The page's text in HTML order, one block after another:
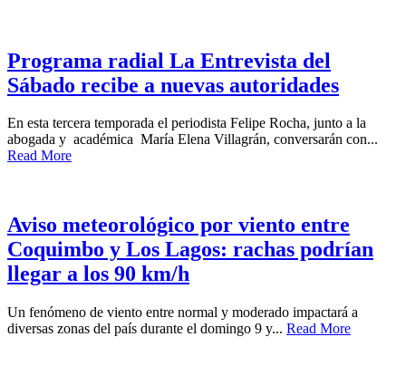
Programa radial La Entrevista del
Sábado recibe a nuevas autoridades
En esta tercera temporada el periodista Felipe Rocha, junto a la
abogada y académica María Elena Villagrán, conversarán con...
Read More
Aviso meteorológico por viento entre
Coquimbo y Los Lagos: rachas podrían
llegar a los 90 km/h
Un fenómeno de viento entre normal y moderado impactará a
diversas zonas del país durante el domingo 9 y... Read More